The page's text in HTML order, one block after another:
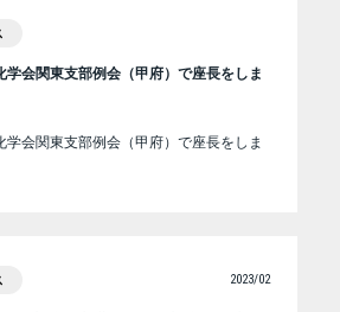
学会関東支部例会（甲府）で座長をしま
学会関東支部例会（甲府）で座長をしま
2023/02